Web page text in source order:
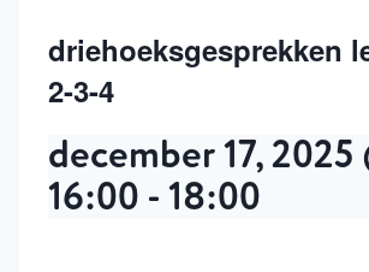
driehoeksgesprekken
2-3-4
december 17, 2025
16:00 - 18:00